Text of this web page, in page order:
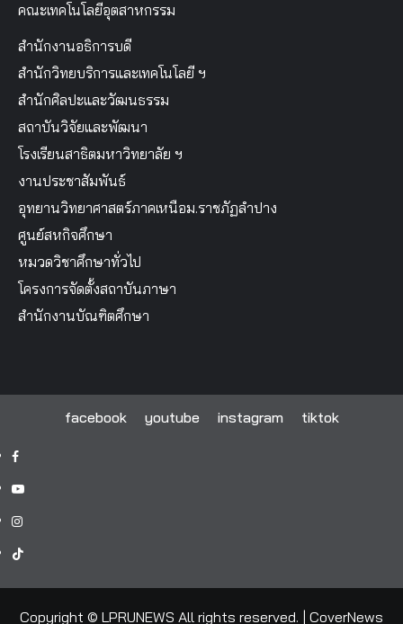
คณะเทคโนโลยีอุตสาหกรรม
สำนักงานอธิการบดี
สำนักวิทยบริการและเทคโนโลยี ฯ
สำนักศิลปะและวัฒนธรรม
สถาบันวิจัยและพัฒนา
โรงเรียนสาธิตมหาวิทยาลัย ฯ
งานประชาสัมพันธ์
อุทยานวิทยาศาสตร์ภาคเหนือม.ราชภัฏลำปาง
ศูนย์สหกิจศึกษา
หมวดวิชาศึกษาทั่วไป
โครงการจัดตั้งสถาบันภาษา
สำนักงานบัณฑิตศึกษา
facebook youtube instagram tiktok
facebook
youtube
instagram
tiktok
Copyright © LPRUNEWS All rights reserved. CoverNews